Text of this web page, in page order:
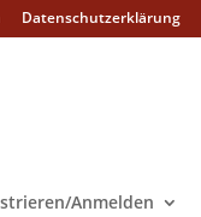
Datenschutzerklärung
Anmelden